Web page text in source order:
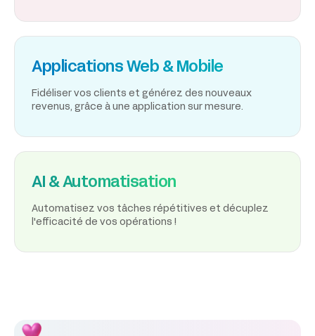
Applications Web & Mobile
Fidéliser vos clients et générez des nouveaux
revenus, grâce à une application sur mesure.
AI & Automatisation
Automatisez vos tâches répétitives et décuplez
l'efficacité de vos opérations !